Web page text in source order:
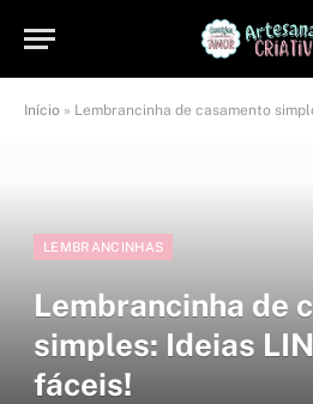
Início » Lembrancinha de casamento
LEMBRANCINHAS
Lembrancinha de
simples: Ideias
fáceis!